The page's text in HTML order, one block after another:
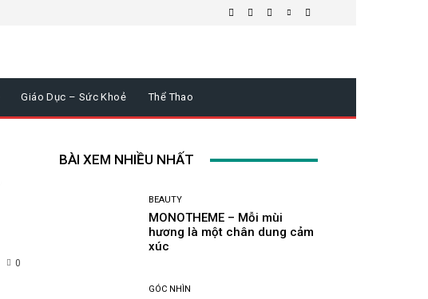
Giáo Dục – Sức Khoẻ Thể Thao
0
BÀI XEM NHIỀU NHẤT
BEAUTY
MONOTHEME – Mỗi mùi
hương là một chân dung cảm
xúc
GÓC NHÌN